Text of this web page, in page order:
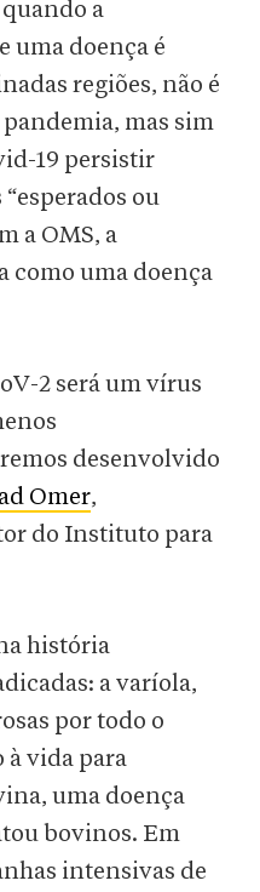
quando a
uma doença é
regiões, não é
mas sim
19 persistir
ou
a OMS, a
como uma doença
2 será um vírus
desenvolvido
Omer,
do Instituto para
história
a varíola,
por todo o
à vida para
uma doença
bovinos. Em
intensivas de